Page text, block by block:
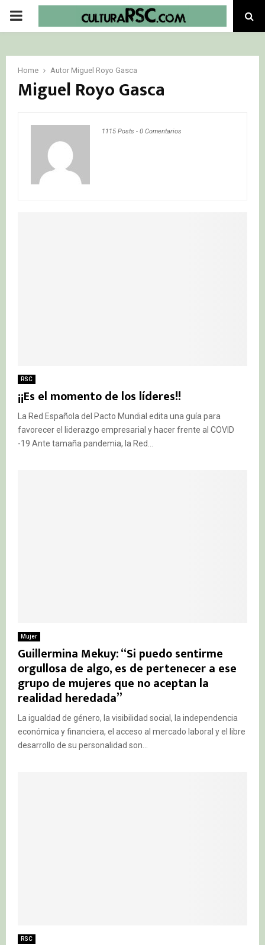
PRIMARY
Home Autor Miguel Royo Gasca
Miguel Royo Gasca
1115 Posts - 0 Comentarios
RSC
¡¡Es el momento de los líderes!!
La Red Española del Pacto Mundial edita una guía para
favorecer el liderazgo empresarial y hacer frente al COVID
-19 Ante tamaña pandemia, la Red...
Mujer
Guillermina Mekuy: “Si puedo sentirme
orgullosa de algo, es de pertenecer a ese
grupo de mujeres que no aceptan la
realidad heredada”
La igualdad de género, la visibilidad social, la independencia
económica y financiera, el acceso al mercado laboral y el libre
desarrollo de su personalidad son...
RSC